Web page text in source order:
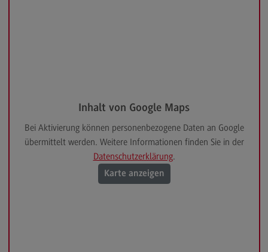
News und Pressemitteilungen
Newsletter
Stellenangebote
Auftragsvergaben
Inhalt von Google Maps
Bei Aktivierung können personenbezogene Daten an Google
übermittelt werden. Weitere Informationen finden Sie in der
Datenschutzerklärung.
Karte anzeigen